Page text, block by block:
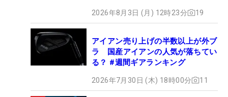
2026年8月3日 (月) 12時23分 19
アイアン売り上げの半数以上が外ブ
ラ 国産アイアンの人気が落ちてい
る？ #週間ギアランキング
2026年7月30日 (木) 18時00分 11